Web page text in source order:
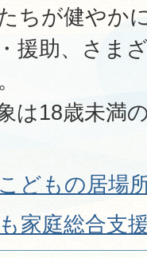
ちが健やか
援助、さま
は18歳未満
どもの居場
家庭総合支